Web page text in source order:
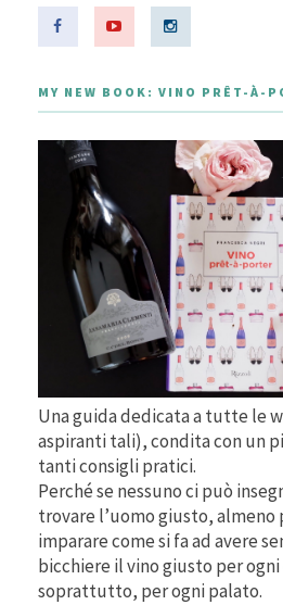
MY NEW BOOK: VINO PRÊT-À-
Una guida dedicata a tutte le
aspiranti tali), condita con un
tanti consigli pratici.
Perché se nessuno ci può
trovare l’uomo giusto, almeno
imparare come si fa ad avere
bicchiere il vino giusto per ogni
soprattutto, per ogni palato.